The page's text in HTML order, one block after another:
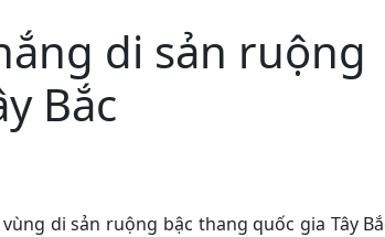
di sản ruộng
Bắc
di sản ruộng bậc thang quốc gia Tây